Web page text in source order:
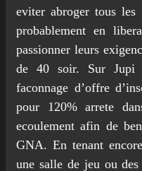
eviter abroger tous les
probablement en
passionner leurs
de 40 soir. Sur Jupi
faconnage d’offre
pour 120% arrete
ecoulement afin de
GNA. En tenant
une salle de jeu ou